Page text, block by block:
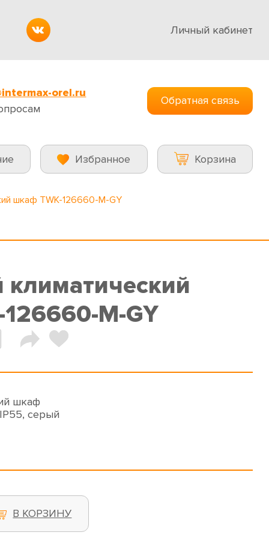
Личный кабинет
orel.ru
Обратная связь
Избранное Корзина
шкаф TWK-126660-M-GY
M-GY
шкаф
серый
В КОРЗИНУ